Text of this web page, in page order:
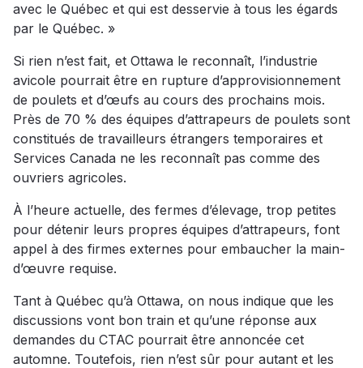
avec le Québec et qui est desservie à tous les égards
par le Québec. »
Si rien n’est fait, et Ottawa le reconnaît, l’industrie
avicole pourrait être en rupture d’approvisionnement
de poulets et d’œufs au cours des prochains mois.
Près de 70 % des équipes d’attrapeurs de poulets sont
constitués de travailleurs étrangers temporaires et
Services Canada ne les reconnaît pas comme des
ouvriers agricoles.
À l’heure actuelle, des fermes d’élevage, trop petites
pour détenir leurs propres équipes d’attrapeurs, font
appel à des firmes externes pour embaucher la main-
d’œuvre requise.
Tant à Québec qu’à Ottawa, on nous indique que les
discussions vont bon train et qu’une réponse aux
demandes du CTAC pourrait être annoncée cet
automne. Toutefois, rien n’est sûr pour autant et les